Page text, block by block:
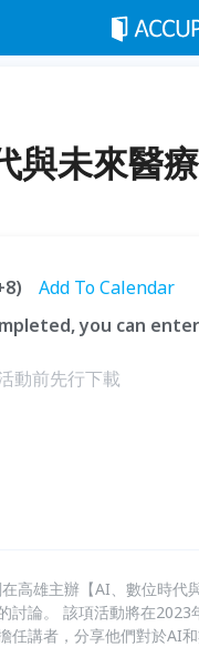
與未來醫
Add To Calendar
you can
動前先行下載
高雄主辦【AI、數位時代
論。 該項活動將在2023
任講者，分享他們對於AI